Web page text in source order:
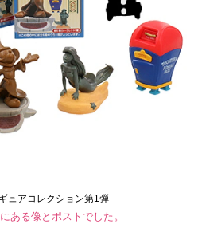
ュアコレクション第1弾
ある像とポストでした。